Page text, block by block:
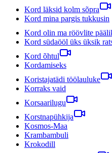
Kord läksid kolm sõpra
Kord mina pargis tukkusin
Kord olin ma röövlite
Kord südaööl üks üksik
Kord õhtul
Kordamiseks
Koristajatädi töölauluke
Korraks vaid
Korsaarilugu
Korstnapühkija
Kosmos-Maa
Krambambuli
Krokodill